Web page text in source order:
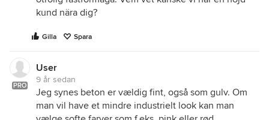
kund nära dig?
Gilla Spara
PRO
User
9 år sedan
Jeg synes beton er vældig fint, også som gulv. Om
man vil have et mindre industrielt look kan man